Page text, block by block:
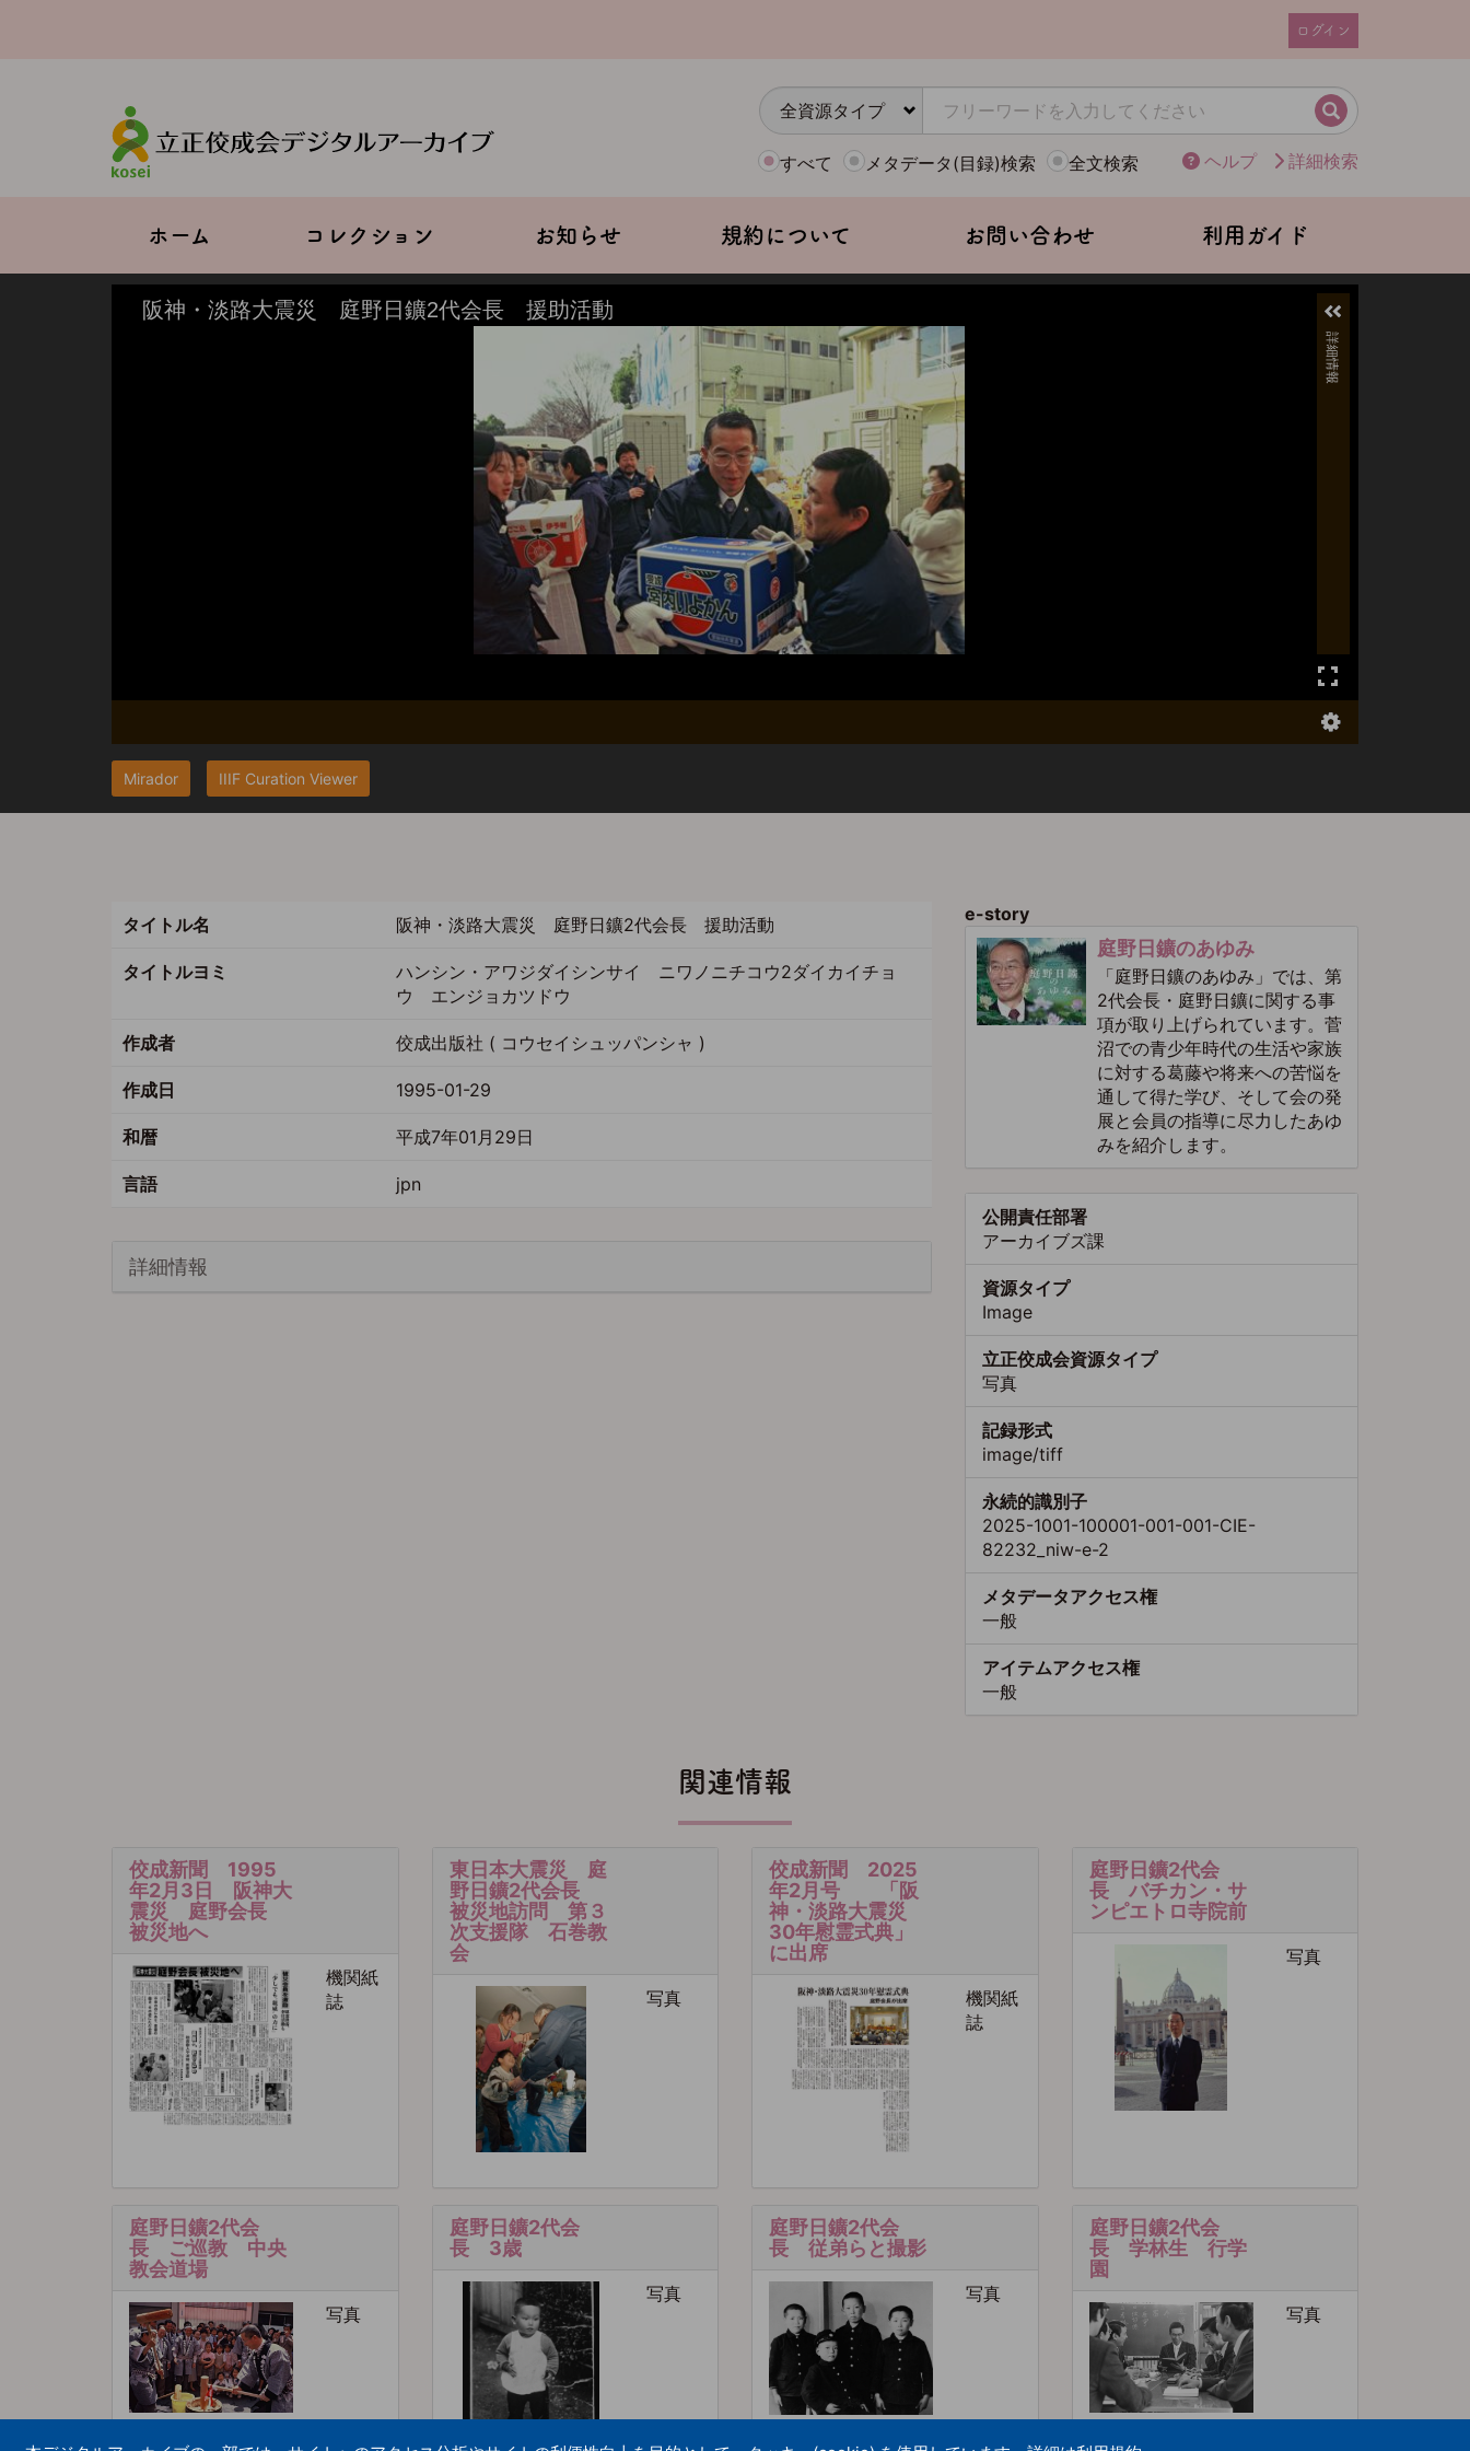
ユ
ー
ー
ア
ウ
ト
ログイン
検索
すべて メタデータ(目録)検索 全文検索 ヘルプ 詳細検索
Main
navigation
ホーム コレクション お知らせ 規約について お問い合わせ 利用ガイド
Mirador IIIF Curation Viewer
タイトル名 阪神・淡路大震災 庭野日鑛2代会長 援助活動
タイトルヨミ
ハンシン・アワジダイシンサイ ニワノニチコウ2ダイカイチョ
ウ エンジョカツドウ
作成者 佼成出版社 ( コウセイシュッパンシャ )
作成日 1995-01-29
和暦 平成7年01月29日
言語 jpn
詳細情報
e-story
庭野日鑛のあゆみ
「庭野日鑛のあゆみ」では、第
2代会長・庭野日鑛に関する事
項が取り上げられています。菅
沼での青少年時代の生活や家族
に対する葛藤や将来への苦悩を
通して得た学び、そして会の発
展と会員の指導に尽力したあゆ
みを紹介します。
公開責任部署
アーカイブズ課
資源タイプ
Image
立正佼成会資源タイプ
写真
記録形式
image/tiff
永続的識別子
2025-1001-100001-001-001-CIE-
82232_niw-e-2
メタデータアクセス権
一般
アイテムアクセス権
一般
関連情報
佼成新聞 1995
年2月3日 阪神大
震災 庭野会長
被災地へ
機関紙
誌
東日本大震災 庭
野日鑛2代会長
被災地訪問 第３
次支援隊 石巻教
会
写真
佼成新聞 2025
年2月号 「阪
神・淡路大震災
30年慰霊式典」
に出席
機関紙
誌
庭野日鑛2代会
長 バチカン・サ
ンピエトロ寺院前
写真
庭野日鑛2代会
長 ご巡教 中央
教会道場
写真
庭野日鑛2代会
長 3歳
写真
庭野日鑛2代会
長 従弟らと撮影
写真
庭野日鑛2代会
長 学林生 行学
園
写真